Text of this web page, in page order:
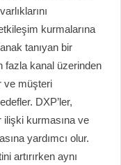
kurmalarına
tanıyan bir
fazla kanal üzerinden
ve müşteri
DXP’ler,
ilişki kurmasına ve
yardımcı olur.
artırırken aynı